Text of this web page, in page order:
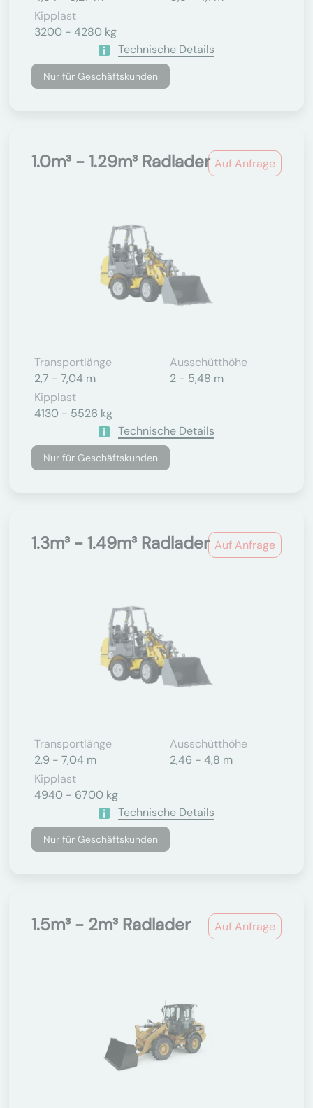
Kipplast
3200 - 4280 kg
Technische Details
Nur für Geschäftskunden
Auf Anfrage
1.0m³ - 1.29m³ Radlader
Transportlänge
2,7 - 7,04 m
Ausschütthöhe
2 - 5,48 m
Kipplast
4130 - 5526 kg
Technische Details
Nur für Geschäftskunden
Auf Anfrage
1.3m³ - 1.49m³ Radlader
Transportlänge
2,9 - 7,04 m
Ausschütthöhe
2,46 - 4,8 m
Kipplast
4940 - 6700 kg
Technische Details
Nur für Geschäftskunden
Auf Anfrage
1.5m³ - 2m³ Radlader